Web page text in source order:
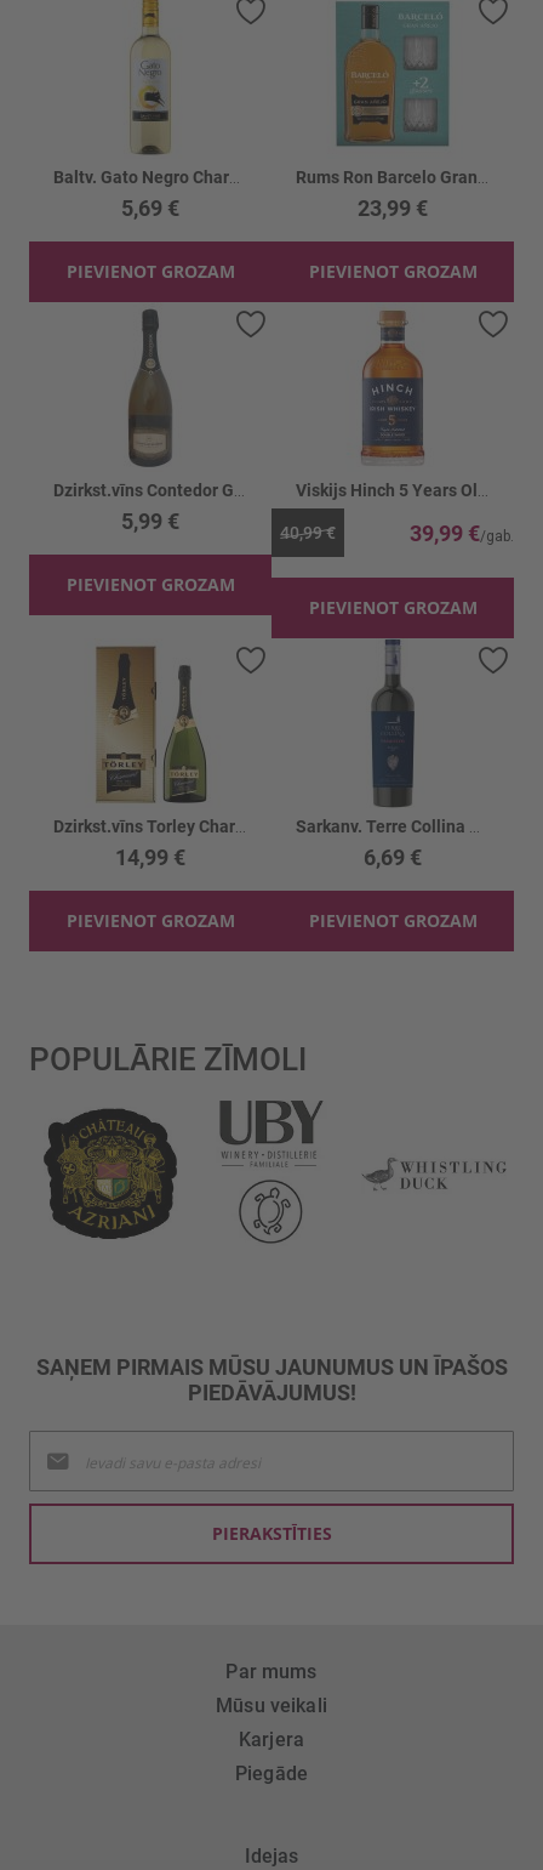
5,69 €
PIEVIENOT GROZAM
Pievienot vēlmju sarakstam
23,99 €
PIEVIENOT GROZAM
5,99 €
PIEVIENOT GROZAM
Pievienot vēlmju sarakstam
40,99 € 39,99 €
PIEVIENOT GROZAM
14,99 €
PIEVIENOT GROZAM
Pievienot vēlmju sarakstam
6,69 €
PIEVIENOT GROZAM
POPULĀRIE ZĪMOLI
SAŅEM PIRMAIS MŪSU JAUNUMUS UN ĪPAŠOS
PIEDĀVĀJUMUS!
jaunumu
saņemšanai:
PIERAKSTĪTIES
Par mums
Mūsu veikali
Karjera
Piegāde
Idejas